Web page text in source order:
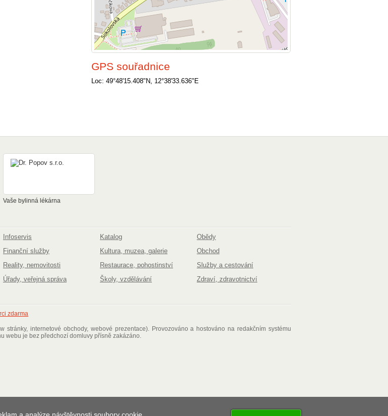
GPS souřadnice
Loc: 49°48'15.408"N, 12°38'33.636"E
Vaše bylinná lékárna
Infoservis Katalog
Obědy
Finanční služby Kultura, muzea, galerie
Obchod
Reality, nemovitosti Restaurace, pohostinství
Služby a cestování
Úřady, veřejná správa Školy, vzdělávání
Zdraví, zdravotnictví
zdarma
stránky, internetové obchody, webové prezentace). Provozováno a hostováno na redakčním systému
webu je bez předchozí domluvy přísně zakázáno.